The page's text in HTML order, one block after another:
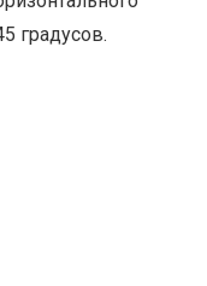
градусов.